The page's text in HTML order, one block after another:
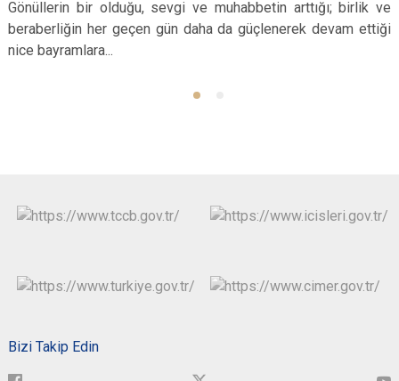
Gönüllerin bir olduğu, sevgi ve muhabbetin arttığı; birlik ve
beraberliğin her geçen gün daha da güçlenerek devam ettiği
nice bayramlara...
Bizi Takip Edin